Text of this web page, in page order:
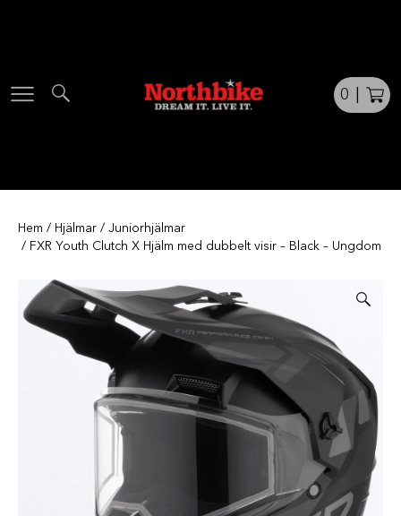
0
Hem / Hjälmar / Juniorhjälmar
/ FXR Youth Clutch X Hjälm med dubbelt visir – Black – Ungdom